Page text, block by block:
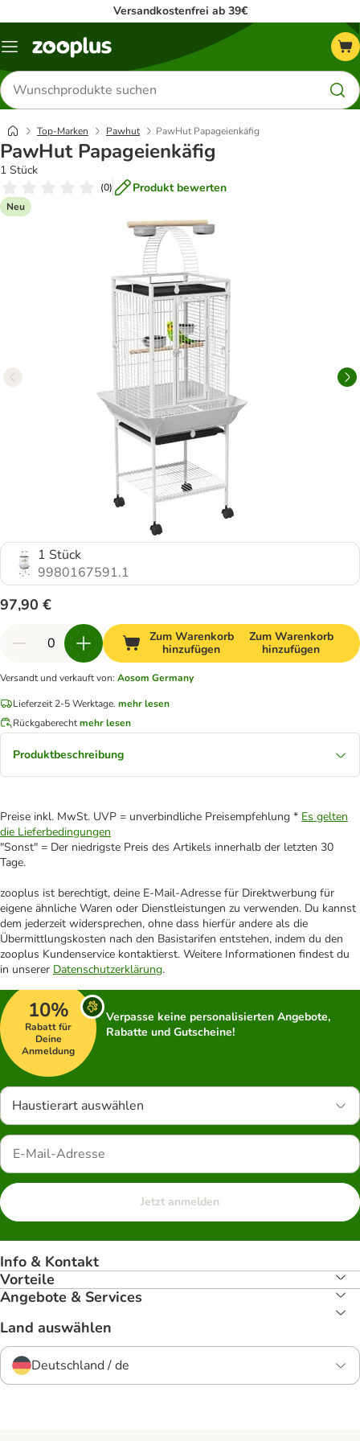
Versandkostenfrei ab 39€
Menü
Produkte
suchen
Top-Marken Pawhut PawHut Papageienkäfig
PawHut Papageienkäfig
1 Stück
(0) Produkt bewerten
Neu
1 Stück
9980167591.1
97,90 €
Zum Warenkorb
hinzufügen
Zum Warenkorb
hinzufügen
Versandt und verkauft von: Aosom Germany
Lieferzeit 2-5 Werktage. mehr lesen
Rückgaberechtmehr lesen
Produktbeschreibung
Preise inkl. MwSt. UVP = unverbindliche Preisempfehlung * Es gelten
die Lieferbedingungen
"Sonst" = Der niedrigste Preis des Artikels innerhalb der letzten 30
Tage.
zooplus ist berechtigt, deine E-Mail-Adresse für Direktwerbung für
eigene ähnliche Waren oder Dienstleistungen zu verwenden. Du kannst
dem jederzeit widersprechen, ohne dass hierfür andere als die
Übermittlungskosten nach den Basistarifen entstehen, indem du den
zooplus Kundenservice kontaktierst. Weitere Informationen findest du
in unserer Datenschutzerklärung.
10%
Rabatt für
Deine
Anmeldung
Verpasse keine personalisierten Angebote,
Rabatte und Gutscheine!
Haustierart auswählen
Jetzt anmelden
Info & Kontakt
Vorteile
Angebote & Services
Land auswählen
Deutschland / de